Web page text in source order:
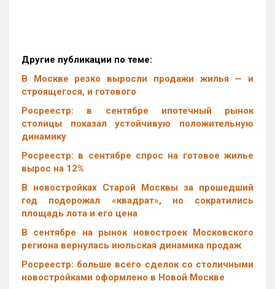
Другие публикации по теме:
В Москве резко выросли продажи жилья — и
строящегося, и готового
Росреестр: в сентябре ипотечный рынок
столицы показал устойчивую положительную
динамику
Росреестр: в сентябре спрос на готовое жилье
вырос на 12%
В новостройках Старой Москвы за прошедший
год подорожал «квадрат», но сократились
площадь лота и его цена
В сентябре на рынок новостроек Московского
региона вернулась июльская динамика продаж
Росреестр: больше всего сделок со столичными
новостройками оформлено в Новой Москве